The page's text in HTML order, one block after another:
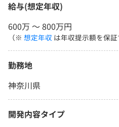
給与(想定年収)
600万 〜 800万円
（※ 想定年収 は年収提示額を保証
勤務地
神奈川県
開発内容タイプ